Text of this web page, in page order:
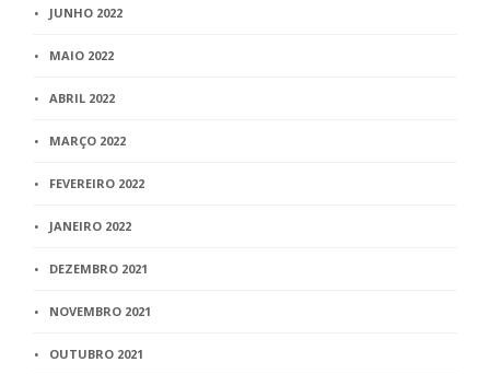
JUNHO 2022
MAIO 2022
ABRIL 2022
MARÇO 2022
FEVEREIRO 2022
JANEIRO 2022
DEZEMBRO 2021
NOVEMBRO 2021
OUTUBRO 2021